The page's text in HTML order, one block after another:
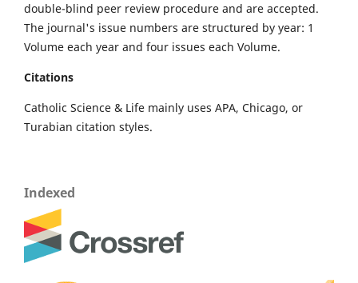
double-blind peer review procedure and are accepted.
The journal's issue numbers are structured by year: 1
Volume each year and four issues each Volume.
Citations
Catholic Science & Life mainly uses APA, Chicago, or
Turabian citation styles.
Indexed